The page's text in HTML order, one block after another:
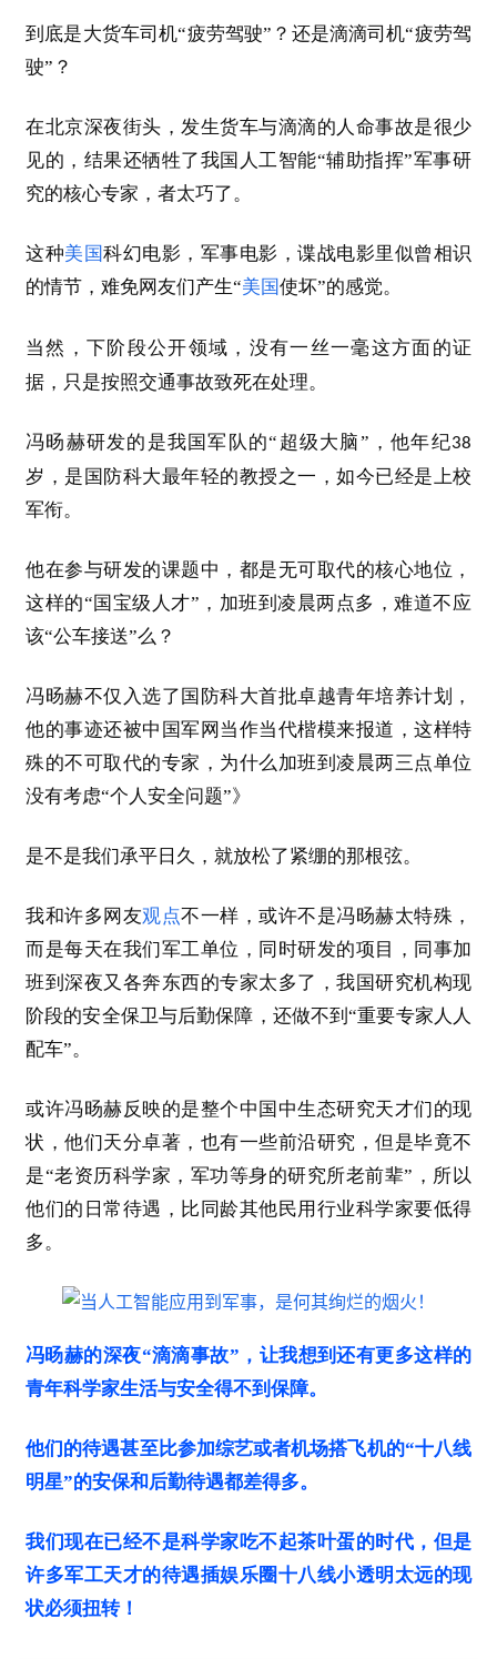
到底是大货车司机“疲劳驾驶”？还是滴滴司机“疲劳驾
驶”？
在北京深夜街头，发生货车与滴滴的人命事故是很少
见的，结果还牺牲了我国人工智能“辅助指挥”军事研
究的核心专家，者太巧了。
这种美国科幻电影，军事电影，谍战电影里似曾相识
的情节，难免网友们产生“美国使坏”的感觉。
当然，下阶段公开领域，没有一丝一毫这方面的证
据，只是按照交通事故致死在处理。
冯旸赫研发的是我国军队的“超级大脑”，他年纪38
岁，是国防科大最年轻的教授之一，如今已经是上校
军衔。
他在参与研发的课题中，都是无可取代的核心地位，
这样的“国宝级人才”，加班到凌晨两点多，难道不应
该“公车接送”么？
冯旸赫不仅入选了国防科大首批卓越青年培养计划，
他的事迹还被中国军网当作当代楷模来报道 ，这样特
殊的不可取代的专家，为什么加班到凌晨两三点单位
没有考虑“个人安全问题”》
是不是我们承平日久，就放松了紧绷的那根弦。
我和许多网友观点不一样，或许不是冯旸赫太特殊，
而是每天在我们军工单位，同时研发的项目，同事加
班到深夜又各奔东西的专家太多了，我国研究机构现
阶段的安全保卫与后勤保障，还做不到“重要专家人人
配车”。
或许冯旸赫反映的是整个中国中生态研究天才们的现
状，他们天分卓著，也有一些前沿研究，但是毕竟不
是“老资历科学家，军功等身的研究所老前辈”，所以
他们的日常待遇，比同龄其他民用行业科学家要低得
多。
冯旸赫的深夜“滴滴事故”，让我想到还有更多这样的
青年科学家生活与安全得不到保障。
他们的待遇甚至比参加综艺或者机场搭飞机的“十八线
明星”的安保和后勤待遇都差得多。
我们现在已经不是科学家吃不起茶叶蛋的时代，但是
许多军工天才的待遇插娱乐圈十八线小透明太远的现
状必须扭转！